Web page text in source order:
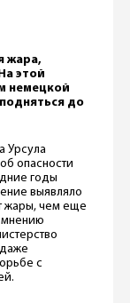
жара,
этой
немецкой
до
Урсула
опасности
годы
выявляло
жары, чем еще
мнению
с